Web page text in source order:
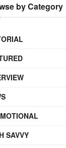
by Category
SAVVY